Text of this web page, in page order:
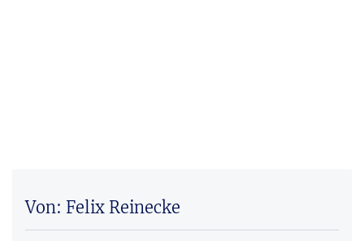
Von: Felix Reinecke